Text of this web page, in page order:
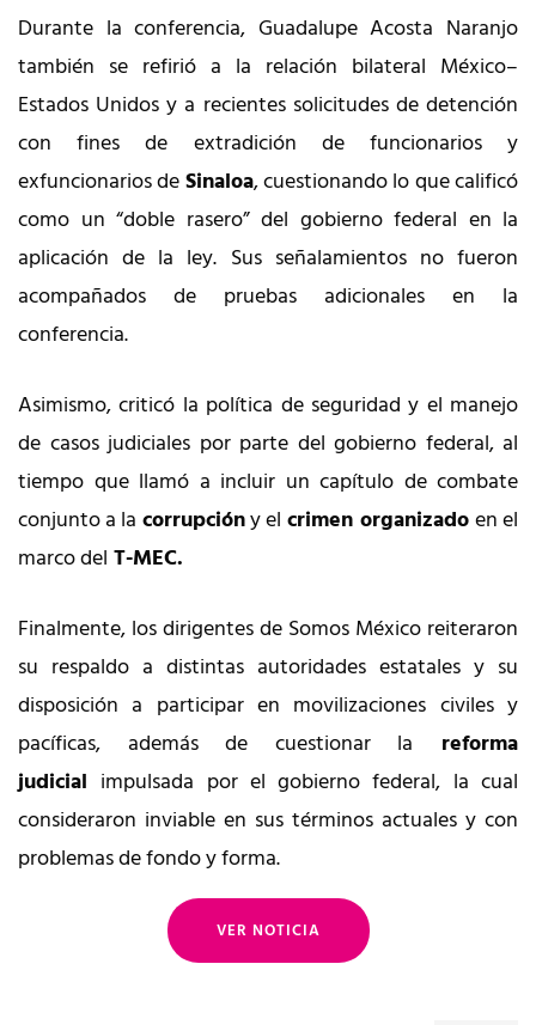
Durante la conferencia, Guadalupe Acosta Naranjo
también se refirió a la relación bilateral México–
Estados Unidos y a recientes solicitudes de detención
con fines de extradición de funcionarios y
exfuncionarios deSinaloa, cuestionando lo que calificó
como un “doble rasero” del gobierno federal en la
aplicación de la ley. Sus señalamientos no fueron
acompañados de pruebas adicionales en la
conferencia.
Asimismo, criticó la política de seguridad y el manejo
de casos judiciales por parte del gobierno federal, al
tiempo que llamó a incluir un capítulo de combate
conjunto a la corrupcióny el crimen organizadoen el
marco del T-MEC.
Finalmente, los dirigentes de Somos México reiteraron
su respaldo a distintas autoridades estatales y su
disposición a participar en movilizaciones civiles y
pacíficas, además de cuestionar la reforma
judicial impulsada por el gobierno federal, la cual
consideraron inviable en sus términos actuales y con
problemas de fondo y forma.
VER NOTICIA